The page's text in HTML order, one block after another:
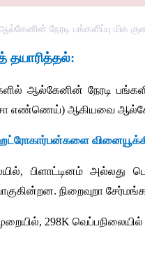
நேரடி பங்களிப்பு மிக
தயாரித்தல்:
ஆல்கேனின் நேரடி
எண்ணெய்) ஆகியவை
, பிளாட்டினம் அல்லது
. நிறைவுறா
, 298K வெப்பநிலையில்